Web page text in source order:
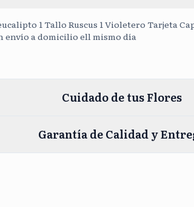
1 Tallo Ruscus 1 Violetero Tarjeta
envío a domicilio ell mismo día
Cuidado de tus Flores
Garantía de Calidad y